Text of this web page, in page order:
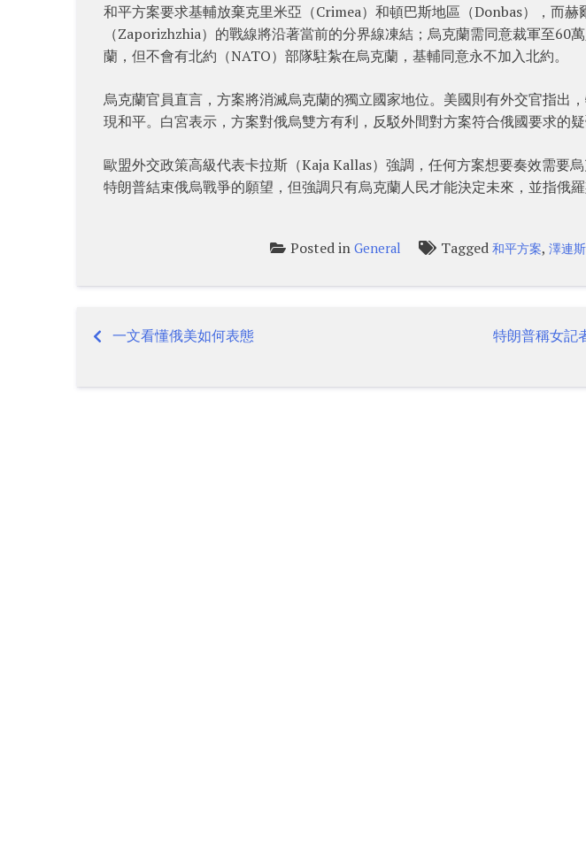
和平方案要求基輔放棄克里米亞（Crimea）和頓巴斯地區（Donbas），而
（Zaporizhzhia）的戰線將沿著當前的分界線凍結；烏克蘭需同意裁軍至60
蘭，但不會有北約（NATO）部隊駐紮在烏克蘭，基輔同意永不加入北約。
烏克蘭官員直言，方案將消滅烏克蘭的獨立國家地位。美國則有外交官指出
現和平。白宮表示，方案對俄烏雙方有利，反駁外間對方案符合俄國要求的疑
歐盟外交政策高級代表卡拉斯（Kaja Kallas）強調，任何方案想要奏效需要
特朗普結束俄烏戰爭的願望，但強調只有烏克蘭人民才能決定未來，並指俄
Posted inGeneral Tagged和平方案,澤連
Post
navigation
一文看懂俄美如何表態
特朗普稱女記